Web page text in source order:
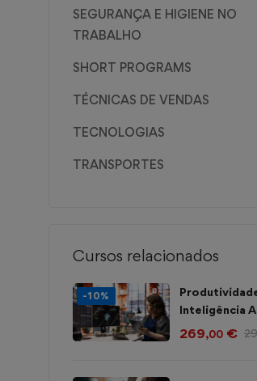
SEGURANÇA E HIGIENE NO
TRABALHO
SHORT PROGRAMS
TÉCNICAS DE VENDAS
TECNOLOGIAS
TRANSPORTES
Cursos relacionados
-10%
Inteligência
269,00 €